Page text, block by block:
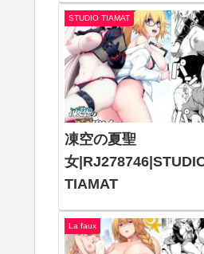
STUDIO TIAMAT
凍空の夏聖
女
TIAMAT
La faux